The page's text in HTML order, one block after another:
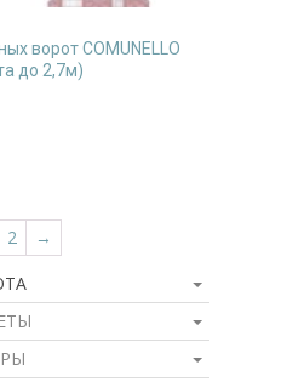
ворот COMUNELLO
до 2,7м)
2
→